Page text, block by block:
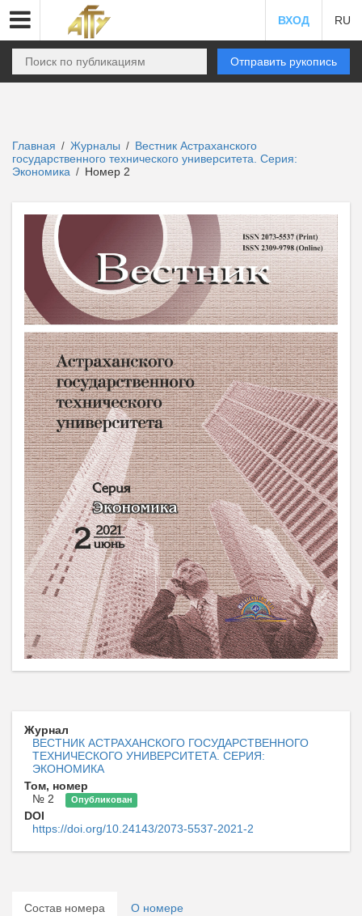
ВХОД RU
Отправить рукопись
Главная / Журналы / Вестник Астраханского
государственного технического университета. Серия:
Экономика / Номер 2
Журнал
ВЕСТНИК АСТРАХАНСКОГО ГОСУДАРСТВЕННОГО
ТЕХНИЧЕСКОГО УНИВЕРСИТЕТА. СЕРИЯ:
ЭКОНОМИКА
Том, номер
№ 2
Опубликован
DOI
https://doi.org/10.24143/2073-5537-2021-2
Состав номера О номере